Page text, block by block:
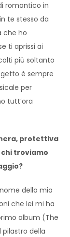
romantico in
te stesso da
che ho
ti aprissi ai
più soltanto
è sempre
per
tutt’ora
protettiva
chi troviamo
della mia
che lei mi ha
album (The
della